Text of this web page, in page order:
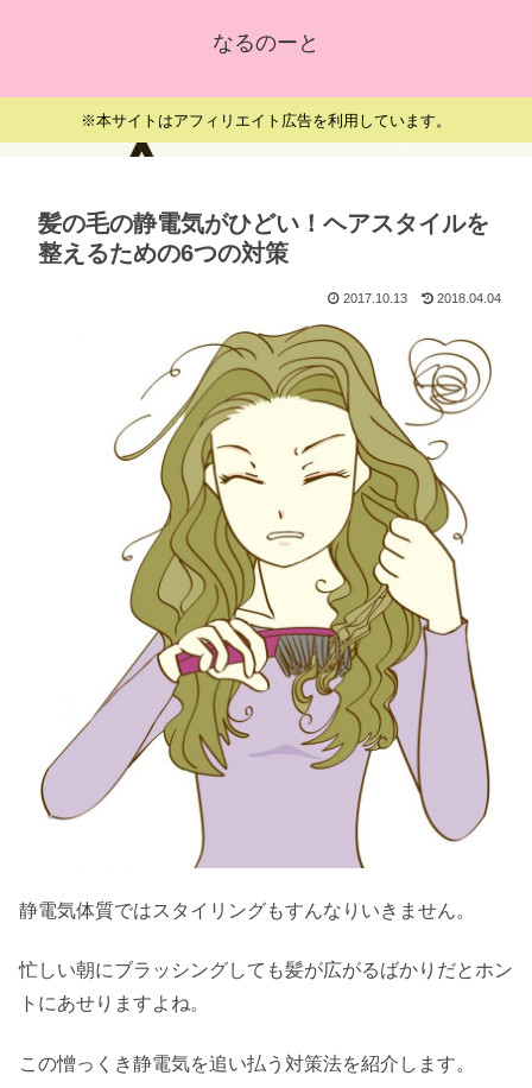
なるのーと
※本サイトはアフィリエイト広告を利用しています。
髪の毛の静電気がひどい！ヘアスタイルを
整えるための6つの対策
2017.10.13 2018.04.04
静電気体質ではスタイリングもすんなりいきません。
忙しい朝にブラッシングしても髪が広がるばかりだとホン
トにあせりますよね。
この憎っくき静電気を追い払う対策法を紹介します。